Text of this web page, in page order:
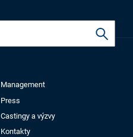
Management
Press
Castingy a výzvy
Kontakty